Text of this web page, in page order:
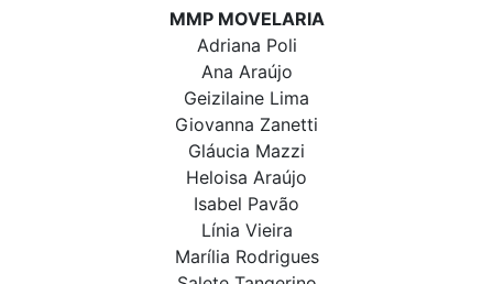
MMP MOVELARIA
Adriana Poli
Ana Araújo
Geizilaine Lima
Giovanna Zanetti
Gláucia Mazzi
Heloisa Araújo
Isabel Pavão
Línia Vieira
Marília Rodrigues